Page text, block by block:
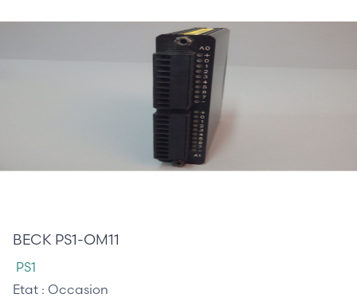
BECK PS1-OM11
PS1
Etat : Occasion